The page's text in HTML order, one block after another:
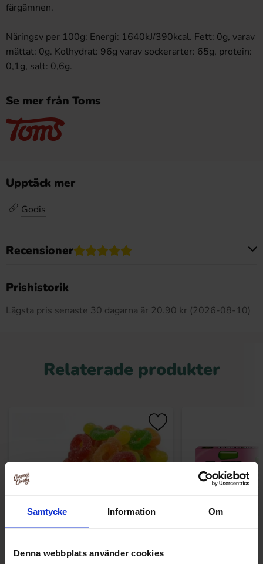
Samtycke Information Om
Denna webbplats använder cookies
färgämnen.
Näringsv per 100g: Energi: 1640kJ/390kcal. Fett: 0g, varav
mättat: 0g. Kolhydrat: 96g varav sockerarter: 65g, protein:
0,1g, salt: 0,6g.
Se mer från Toms
Upptäck mer
Godis
Recensioner
Prishistorik
Lägsta pris senaste 30 dagarna är 20.90 kr (2026-08-10)
Relaterade produkter
DulcePlus Sour Dummies 1kg